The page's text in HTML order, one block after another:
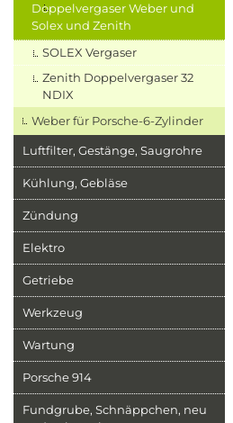
Doppelvergaser Weber und
Solex und Zenith
SOLEX Vergaser
Zenith Doppelvergaser 32
NDIX
Weber für Porsche-6-Zylinder
Luftfilter, Gestänge, Saugrohre
Kühlung, Gebläse
Zündung
Elektro
Getriebe
Werkzeug
Wartung
Porsche 914
Fundgrube, Schnäppchen, neu